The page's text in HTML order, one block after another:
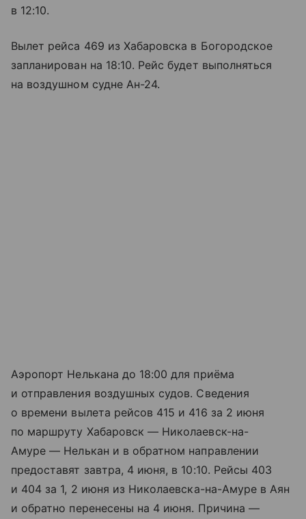
в 12:10.
Вылет рейса 469 из Хабаровска в Богородское
запланирован на 18:10. Рейс будет выполняться
на воздушном судне Ан-24.
Аэропорт Нелькана до 18:00 для приёма
и отправления воздушных судов. Сведения
о времени вылета рейсов 415 и 416 за 2 июня
по маршруту Хабаровск — Николаевск-на-
Амуре — Нелькан и в обратном направлении
предоставят завтра, 4 июня, в 10:10. Рейсы 403
и 404 за 1, 2 июня из Николаевска-на-Амуре в Аян
и обратно перенесены на 4 июня. Причина —